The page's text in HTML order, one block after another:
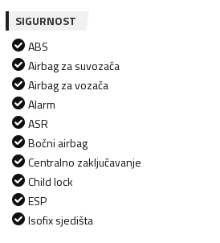
SIGURNOST
ABS
Airbag za suvozača
Airbag za vozača
Alarm
ASR
Bočni airbag
Centralno zaključavanje
Child lock
ESP
Isofix sjedišta